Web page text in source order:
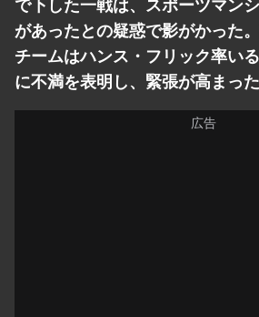
があったとの疑惑で影がかった
チームはハンス・フリック率い
に不満を表明し、緊張が高まった